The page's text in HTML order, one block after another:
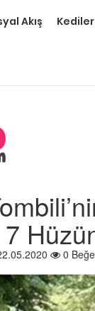
Akış Kediler
0
ve
Uygun
14 Evcil Hayvan